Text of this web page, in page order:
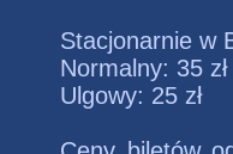
Stacjonarnie w
Normalny: 35 zł
Ulgowy: 25 zł